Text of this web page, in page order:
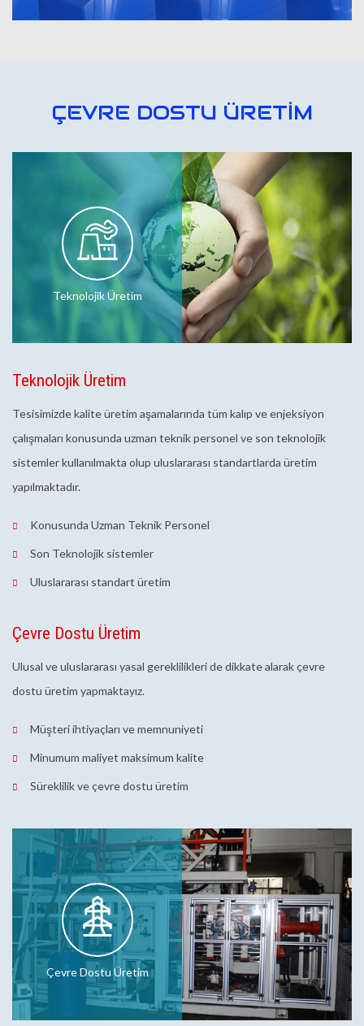
ÇEVRE DOSTU ÜRETİM
Teknolojik Üretim
Teknolojik Üretim
Tesisimizde kalite üretim aşamalarında tüm kalıp ve enjeksiyon
çalışmaları konusunda uzman teknik personel ve son teknolojik
sistemler kullanılmakta olup uluslararası standartlarda üretim
yapılmaktadır.
Konusunda Uzman Teknik Personel
Son Teknolojik sistemler
Uluslararası standart üretim
Çevre Dostu Üretim
Ulusal ve uluslararası yasal gereklilikleri de dikkate alarak çevre
dostu üretim yapmaktayız.
Müşteri ihtiyaçları ve memnuniyeti
Minumum maliyet maksimum kalite
Süreklilik ve çevre dostu üretim
Çevre Dostu Üretim